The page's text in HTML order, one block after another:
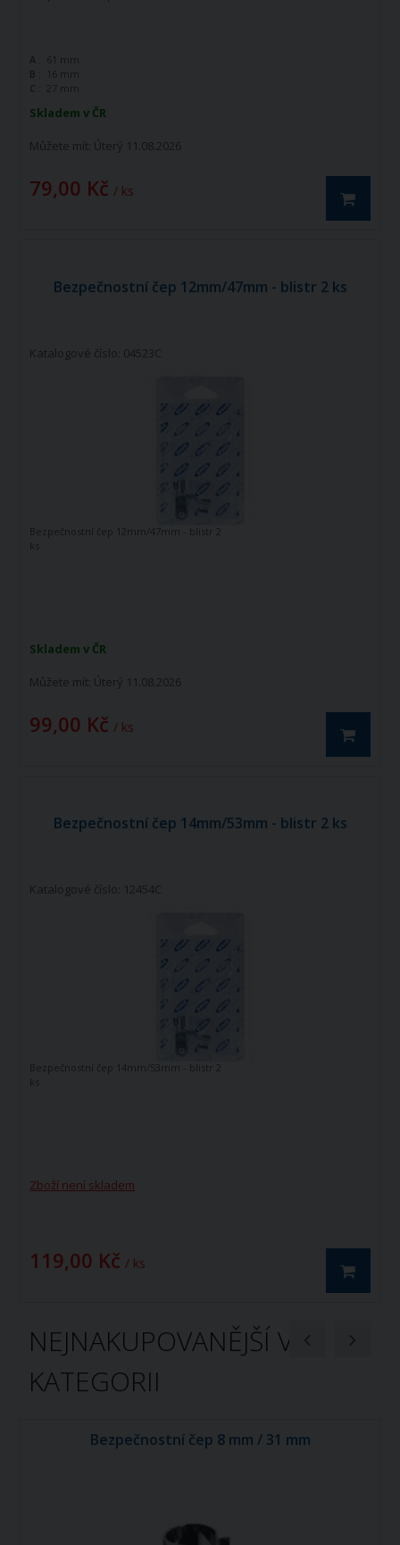
Skladem v ČR
Můžete mít: Úterý 11.08.2026
79,00 Kč / ks
A : 61 mm
B :
16 mm
C :
27 mm
Bezpečnostní čep 12mm/47mm - blistr 2 ks
Katalogové číslo: 04523C
Skladem v ČR
Můžete mít: Úterý 11.08.2026
99,00 Kč / ks
Bezpečnostní čep 12mm/47mm - blistr 2
ks
Bezpečnostní čep 14mm/53mm - blistr 2 ks
Katalogové číslo: 12454C
Zboží není skladem
119,00 Kč / ks
Bezpečnostní čep 14mm/53mm - blistr 2
ks
NEJNAKUPOVANĚJŠÍ V
KATEGORII
Bezpečnostní čep 8 mm / 31 mm